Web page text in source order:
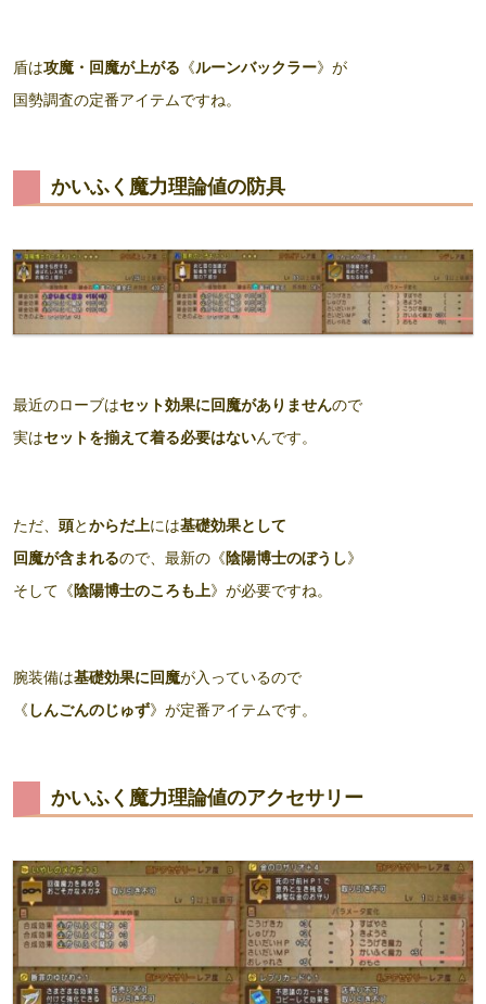
盾は攻魔・回魔が上がる 《ルーンバックラー》が
国勢調査の定番アイテムですね。
かいふく魔力理論値の防具
最近のローブはセット効果に回魔がありませんので
実はセットを揃えて着る必要はないんです。
ただ、 頭とからだ上には基礎効果として
回魔が含まれるので、最新の《陰陽博士のぼうし》
そして《陰陽博士のころも上》が必要ですね。
腕装備は基礎効果に回魔が入っているので
《 しんごんのじゅず》が定番アイテムです。
かいふく魔力理論値のアクセサリー